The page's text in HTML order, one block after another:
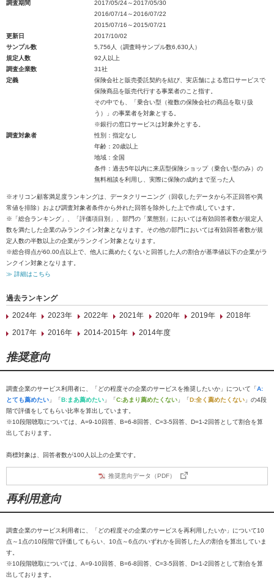
調査期間
2017/05/24～2017/05/30
2016/07/14～2016/07/22
2015/07/16～2015/07/21
更新日
2017/10/02
サンプル数
5,756人（調査時サンプル数6,630人）
規定人数
92人以上
調査企業数
31社
定義
保険会社と販売委託契約を結び、実店舗による窓口サービスで
保険商品を販売代行する事業者のこと指す。
その中でも、「乗合い型（複数の保険会社の商品を取り扱
う）」の事業者を対象とする。
※銀行の窓口サービスは対象外とする。
調査対象者
性別：指定なし
年齢：20歳以上
地域：全国
条件：過去5年以内に来店型保険ショップ（乗合い型のみ）の
無料相談を利用し、実際に保険の成約まで至った人
※オリコン顧客満足度ランキングは、データクリーニング（回収したデータから不正回答や異
常値を排除）および調査対象者条件から外れた回答を除外した上で作成しています。
※「総合ランキング」、「評価項目別」、部門の「業態別」においては有効回答者数が規定人
数を満たした企業のみランクイン対象となります。その他の部門においては有効回答者数が規
定人数の半数以上の企業がランクイン対象となります。
※総合得点が60.00点以上で、他人に薦めたくないと回答した人の割合が基準値以下の企業がラ
ンクイン対象となります。
≫ 詳細はこちら
過去ランキング
2024年
2023年 2022年 2021年 2020年 2019年
2018年
2017年
2016年 2014-2015年 2014年度
推奨意向
調査企業のサービス利用者に、「どの程度その企業のサービスを推奨したいか」について「A:
とても薦めたい 」「B:まあ薦めたい 」「C:あまり薦めたくない 」「D:全く薦めたくない 」の4段
階で評価をしてもらい比率を算出しています。
※10段階聴取については、A=9-10回答、B=6-8回答、C=3-5回答、D=1-2回答として割合を算
出しております。
商標対象は、回答者数が100人以上の企業です。
推奨意向データ（PDF）
再利用意向
調査企業のサービス利用者に、「どの程度その企業のサービスを再利用したいか」について10
点～1点の10段階で評価してもらい、10点～6点のいずれかを回答した人の割合を算出していま
す。
※10段階聴取については、A=9-10回答、B=6-8回答、C=3-5回答、D=1-2回答として割合を算
出しております。